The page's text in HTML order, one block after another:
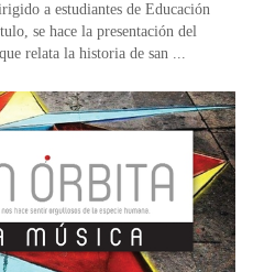
a estudiantes de Educación
se hace la presentación del
relata la historia de san ...